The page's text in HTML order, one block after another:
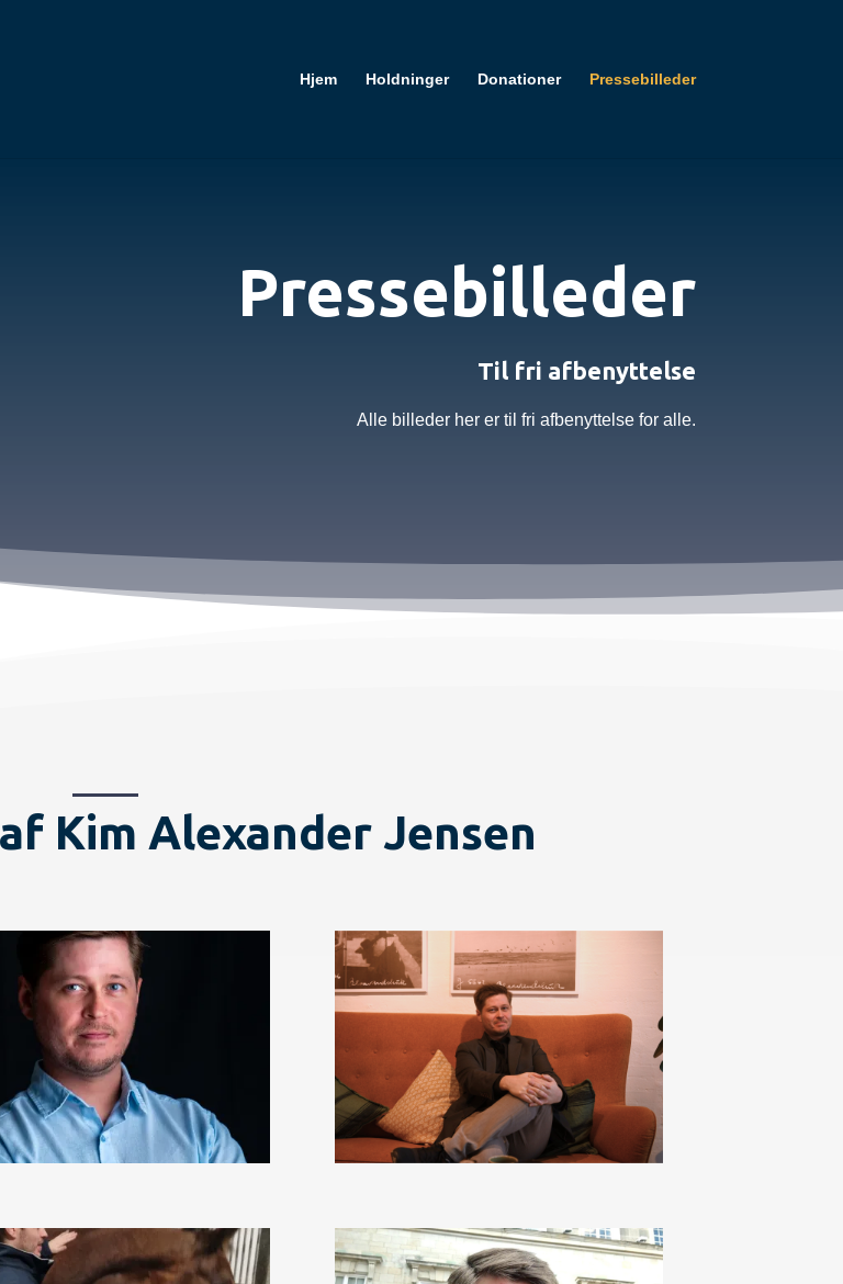
Hjem Holdninger Donationer Pressebilleder
Pressebilleder
Til fri afbenyttelse
Alle billeder her er til fri afbenyttelse for alle.
Kim Alexander Jensen